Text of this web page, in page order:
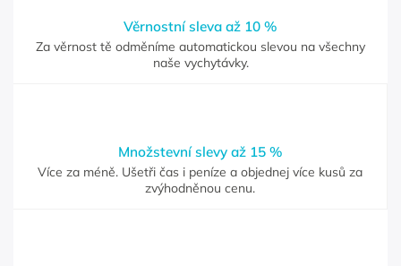
Věrnostní sleva až 10 %
Za věrnost tě odměníme automatickou slevou na všechny
naše vychytávky.
Množstevní slevy až 15 %
Více za méně. Ušetři čas i peníze a objednej více kusů za
zvýhodněnou cenu.